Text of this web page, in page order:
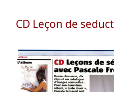
CD Leçon de